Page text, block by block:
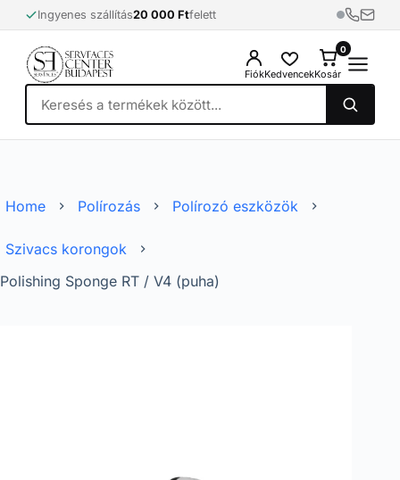
to
content
Ingyenes szállítás20 000 Ftfelett
FiókKedvencekKosár
0
Home Polírozás Polírozó eszközök
Szivacs korongok
Polishing Sponge RT / V4 (puha)